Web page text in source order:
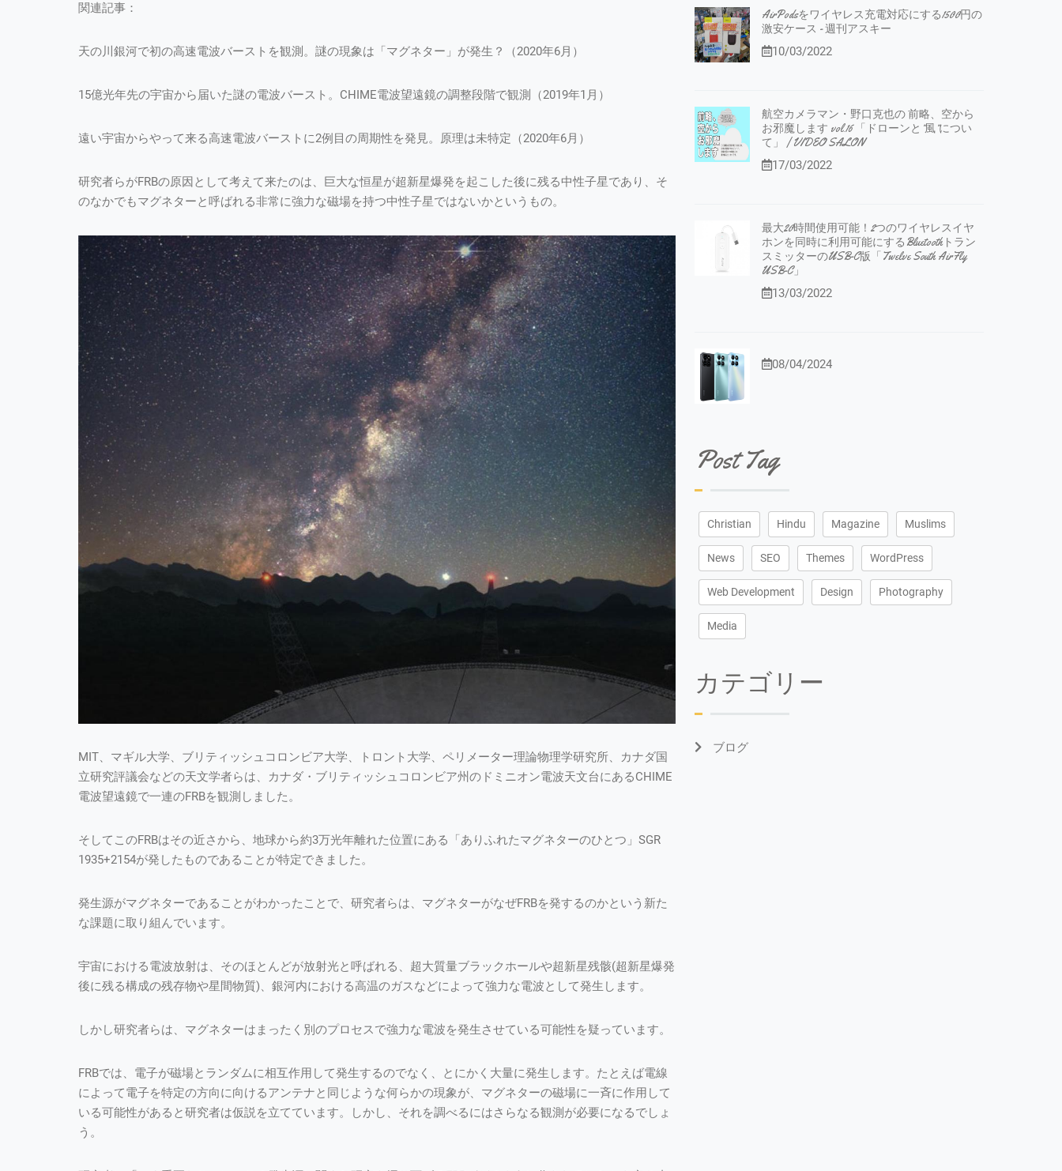
関連記事：
天の川銀河で初の高速電波バーストを観測。謎の現象は「マグネター」が発生？（2020年6月）
15億光年先の宇宙から届いた謎の電波バースト。CHIME電波望遠鏡の調整段階で観測（2019年1月）
遠い宇宙からやって来る高速電波バーストに2例目の周期性を発見。原理は未特定（2020年6月）
研究者らがFRBの原因として考えて来たのは、巨大な恒星が超新星爆発を起こした後に残る中性子星であり、そ
のなかでもマグネターと呼ばれる非常に強力な磁場を持つ中性子星ではないかというもの。
MIT、マギル大学、ブリティッシュコロンビア大学、トロント大学、ペリメーター理論物理学研究所、カナダ国
立研究評議会などの天文学者らは、カナダ・ブリティッシュコロンビア州のドミニオン電波天文台にあるCHIME
電波望遠鏡で一連のFRBを観測しました。
そしてこのFRBはその近さから、地球から約3万光年離れた位置にある「ありふれたマグネターのひとつ」SGR
1935+2154が発したものであることが特定できました。
発生源がマグネターであることがわかったことで、研究者らは、マグネターがなぜFRBを発するのかという新た
な課題に取り組んでいます。
宇宙における電波放射は、そのほとんどが放射光と呼ばれる、超大質量ブラックホールや超新星残骸(超新星爆発
後に残る構成の残存物や星間物質)、銀河内における高温のガスなどによって強力な電波として発生します。
しかし研究者らは、マグネターはまったく別のプロセスで強力な電波を発生させている可能性を疑っています。
FRBでは、電子が磁場とランダムに相互作用して発生するのでなく、とにかく大量に発生します。たとえば電線
によって電子を特定の方向に向けるアンテナと同じような何らかの現象が、マグネターの磁場に一斉に作用して
いる可能性があると研究者は仮説を立てています。しかし、それを調べるにはさらなる観測が必要になるでしょ
う。
AirPodsをワイヤレス充電対応にする1500円の
激安ケース - 週刊アスキー
10/03/2022
航空カメラマン・野口克也の 前略、空から
お邪魔します vol.16 「ドローンと”風”につい
て」 | VIDEO SALON
17/03/2022
最大20時間使用可能！2つのワイヤレスイヤ
ホンを同時に利用可能にするBluetoothトラン
スミッターのUSB-C版「Twelve South AirFly
USB-C」
13/03/2022
08/04/2024
Post Tag
Christian Hindu Magazine Muslims
News SEO Themes WordPress
Web Development Design Photography
Media
カテゴリー
ブログ